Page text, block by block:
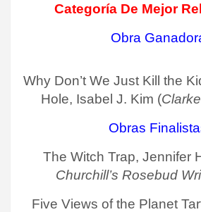
Categoría De Mejor
Obra
Why Don’t We Just Kill the
Hole, Isabel J. Kim (
Obras
The Witch Trap, Jennifer
Churchill’s Rosebud
Five Views of the Planet